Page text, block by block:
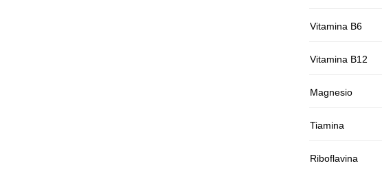
Vitamina B6
Vitamina B12
Magnesio
Tiamina
Riboflavina